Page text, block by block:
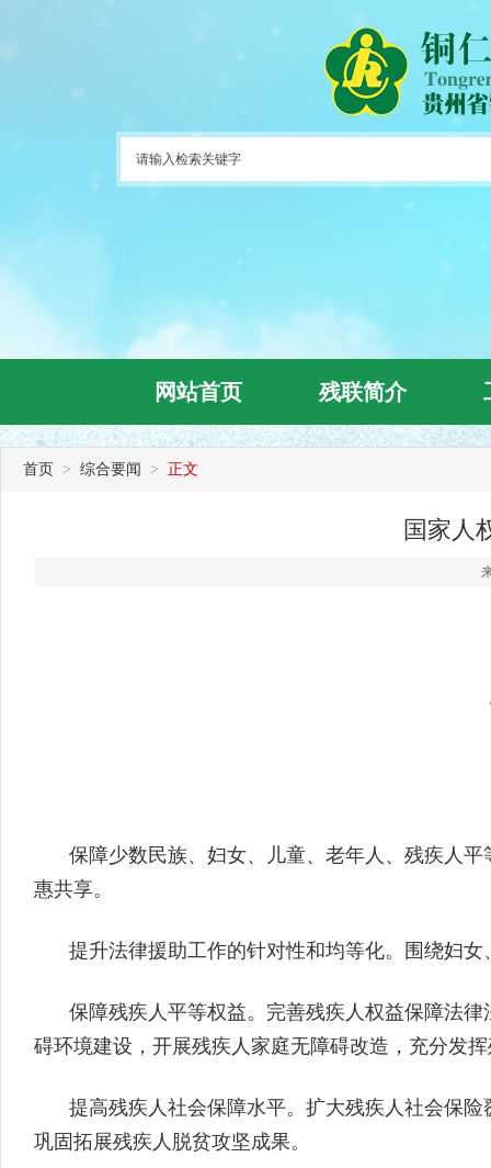
网站首页 残联简介
首页 > 综合要闻 > 正文
国家人
保障少数民族、妇女、儿童、老年人、残疾人
惠共享。
提升法律援助工作的针对性和均等化。围绕妇
保障残疾人平等权益。完善残疾人权益保障法
碍环境建设，开展残疾人家庭无障碍改造，充分发
提高残疾人社会保障水平。扩大残疾人社会保
巩固拓展残疾人脱贫攻坚成果。